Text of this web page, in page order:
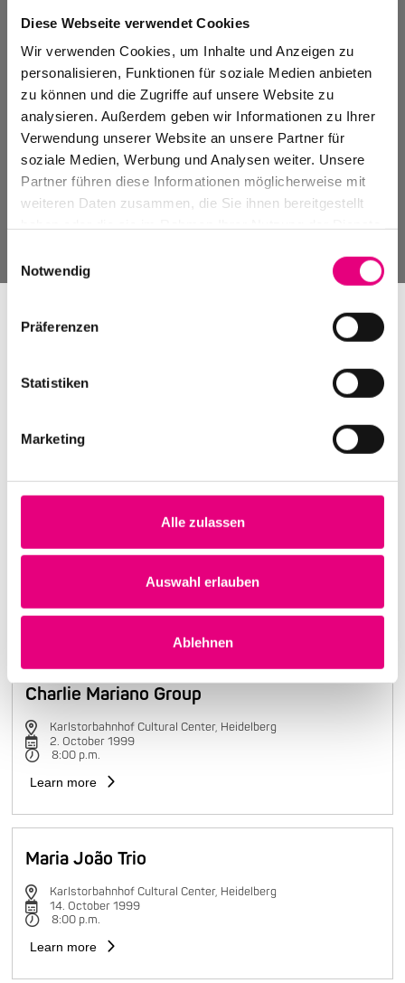
Diese Webseite verwendet Cookies
Wir verwenden Cookies, um Inhalte und Anzeigen zu
personalisieren, Funktionen für soziale Medien anbieten
zu können und die Zugriffe auf unsere Website zu
analysieren. Außerdem geben wir Informationen zu Ihrer
Verwendung unserer Website an unsere Partner für
soziale Medien, Werbung und Analysen weiter. Unsere
Partner führen diese Informationen möglicherweise mit
weiteren Daten zusammen, die Sie ihnen bereitgestellt
Notwendig
Präferenzen
Statistiken
Marketing
Alle zulassen
Auswahl erlauben
Ablehnen
Events Archive
Past events, festivals, and venues
Nightmares on Wax
Learn more
Charlie Mariano Group
Karlstorbahnhof Cultural Center, Heidelberg
2. October 1999
8:00 p.m.
Learn more
Maria João Trio
Karlstorbahnhof Cultural Center, Heidelberg
14. October 1999
8:00 p.m.
Learn more